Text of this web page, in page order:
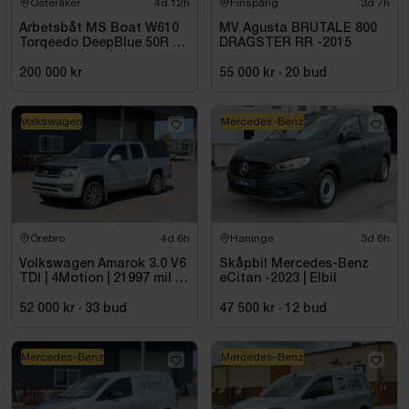
Österåker 4d 12h
Arbetsbåt MS Boat W610
Torqeedo DeepBlue 50R 50
meter
200 000 kr
Finspång 3d 7h
MV Agusta BRUTALE 800
DRAGSTER RR -2015
55 000 kr · 20 bud
Örebro 4d 6h
Volkswagen Amarok 3.0 V6
TDI | 4Motion | 21997 mil |
52 000 kr · 33 bud
Volkswagen
Haninge 3d 6h
Skåpbil Mercedes-Benz
eCitan -2023 | Elbil
47 500 kr · 12 bud
Mercedes-Benz
Mercedes-Benz Mercedes-Benz